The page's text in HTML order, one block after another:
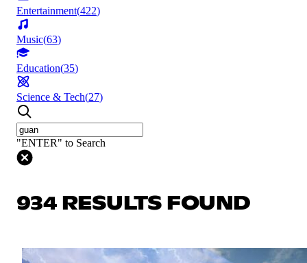
Entertainment(422)
Music(63)
Education(35)
Science & Tech(27)
"ENTER" to Search
934 RESULTS FOUND